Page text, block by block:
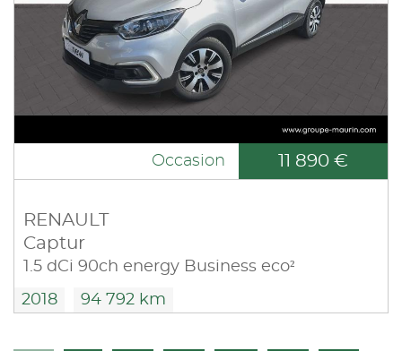
Occasion 11 890 €
RENAULT
Captur
1.5 dCi 90ch energy Business eco²
2018 94 792 km